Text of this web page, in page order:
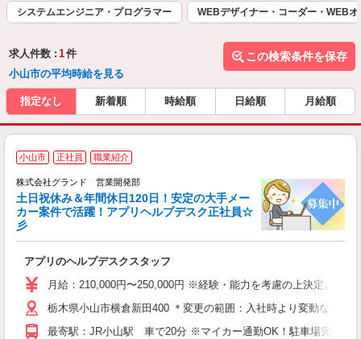
システムエンジニア・プログラマー WEBデザイナー・コーダー・WEBオ
求人件数 : 1件
小山市の平均時給を見る
この検索条件を保存
指定なし 新着順 時給順 日給順 月給順
小山市 正社員 職業紹介
株式会社グランド 営業開発部
土日祝休み＆年間休日120日！安定の大手メー
カー案件で活躍！アプリヘルプデスク正社員☆
彡
アプリのヘルプデスクスタッフ
月給：210,000円〜250,000円 ※経験・能力を考慮の上決定。 ※
栃木県小山市横倉新田400 ＊変更の範囲：入社時より変動なし
最寄駅：JR小山駅 車で20分 ※マイカー通勤OK！駐車場完備◎